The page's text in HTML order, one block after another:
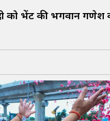
को भेंट की भगवान गणेश